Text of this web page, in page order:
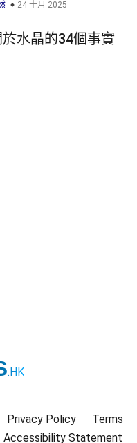
24 十月 2025
於水晶的34個事實
.HK
Privacy Policy
Terms
Accessibility Statement